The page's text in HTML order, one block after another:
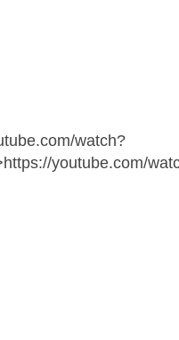
watch?
youtube.com/